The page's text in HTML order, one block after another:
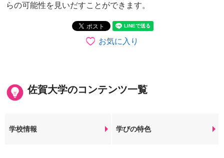
らの可能性を見いだすことができます。
お気に入り
佐賀大学のコンテンツ一覧
学校情報 学びの特色